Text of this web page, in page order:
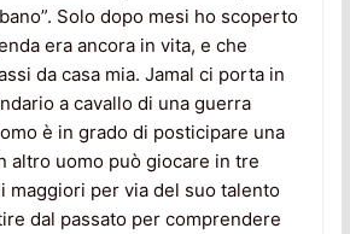
Solo dopo mesi ho scoperto
era ancora in vita, e che
da casa mia. Jamal ci porta in
a cavallo di una guerra
è in grado di posticipare una
altro uomo può giocare in tre
maggiori per via del suo talento
dal passato per comprendere